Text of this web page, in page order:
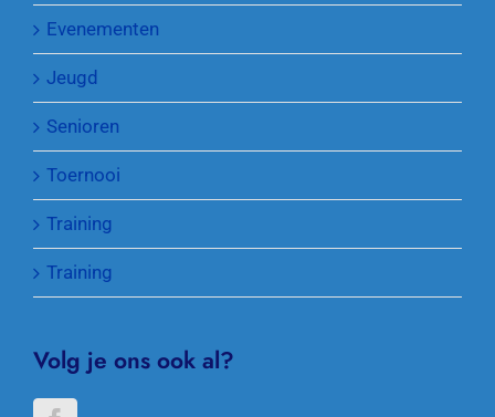
Evenementen
Jeugd
Senioren
Toernooi
Training
Training
Volg je ons ook al?